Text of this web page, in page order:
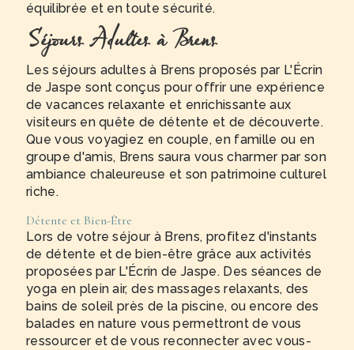
équilibrée et en toute sécurité.
Séjours Adultes à Brens
Les séjours adultes à Brens proposés par L'Écrin
de Jaspe sont conçus pour offrir une expérience
de vacances relaxante et enrichissante aux
visiteurs en quête de détente et de découverte.
Que vous voyagiez en couple, en famille ou en
groupe d'amis, Brens saura vous charmer par son
ambiance chaleureuse et son patrimoine culturel
riche.
Détente et Bien-Être
Lors de votre séjour à Brens, profitez d'instants
de détente et de bien-être grâce aux activités
proposées par L'Écrin de Jaspe. Des séances de
yoga en plein air, des massages relaxants, des
bains de soleil près de la piscine, ou encore des
balades en nature vous permettront de vous
ressourcer et de vous reconnecter avec vous-